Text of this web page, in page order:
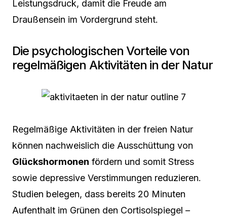
Leistungsdruck, damit die Freude am
Draußensein im Vordergrund steht.
Die psychologischen Vorteile von
regelmäßigen Aktivitäten in der Natur
Regelmäßige Aktivitäten in der freien Natur
können nachweislich die Ausschüttung von
Glückshormonen fördern und somit Stress
sowie depressive Verstimmungen reduzieren.
Studien belegen, dass bereits 20 Minuten
Aufenthalt im Grünen den Cortisolspiegel –